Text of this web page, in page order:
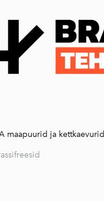
Vaata ostukorvi
maapuurid ja kettkaevurid